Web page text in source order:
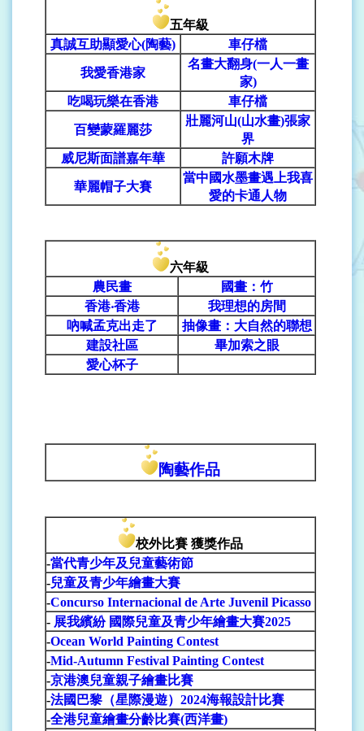
五年級
真誠互助顯愛心(陶藝)
車仔檔
我愛香港家
名畫大翻身(一人一畫
家)
吃喝玩樂在香港
車仔檔
百變蒙羅麗莎
壯麗河山(山水畫)張家
界
威尼斯面譜嘉年華
許願木牌
華麗帽子大賽
當中國水墨畫遇上我喜
愛的卡通人物
六年級
農民畫
國畫：竹
香港‧香港
我理想的房間
吶喊孟克出走了
抽像畫：大自然的聯想
建設社區
畢加索之眼
愛心杯子
陶藝作品
校外比賽 獲獎作品
-當代青少年及兒童藝術節
-兒童及青少年繪畫大賽
-Concurso Internacional de Arte Juvenil Picasso
- 展我繽紛 國際兒童及青少年繪畫大賽2025
-Ocean World Painting Contest
-Mid-Autumn Festival Painting Contest
-京港澳兒童親子繪畫比賽
-法國巴黎（星際漫遊）2024海報設計比賽
-全港兒童繪畫分齡比賽(西洋畫)